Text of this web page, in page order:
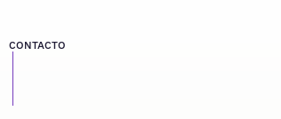
CONTACTO